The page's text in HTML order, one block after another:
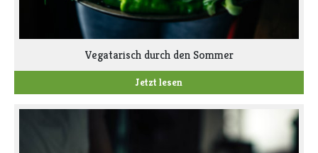
Vegatarisch durch den Sommer
Jetzt lesen